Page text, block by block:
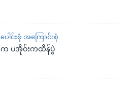
ေါင်းစုံ အကြောင်းစုံ
က ပအိုဝ်းကထိန်ပွဲ